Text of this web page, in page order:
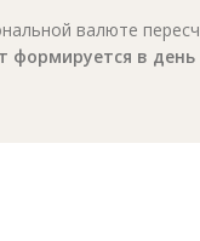
валюте
формируется в